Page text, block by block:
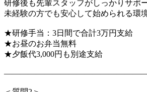
研修後も先輩スタッフがしっかりサポー
未経験の方でも安心して始められる環
★研修手当：3日間で合計3万円支給
★お昼のお弁当無料
★夕飯代3,000円も別途支給